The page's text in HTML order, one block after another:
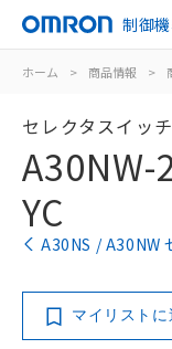
制御
ホーム > 商品情報 >
セレクタスイッチ
A30NW-
YC
A30NS / A30NW
マイリストに